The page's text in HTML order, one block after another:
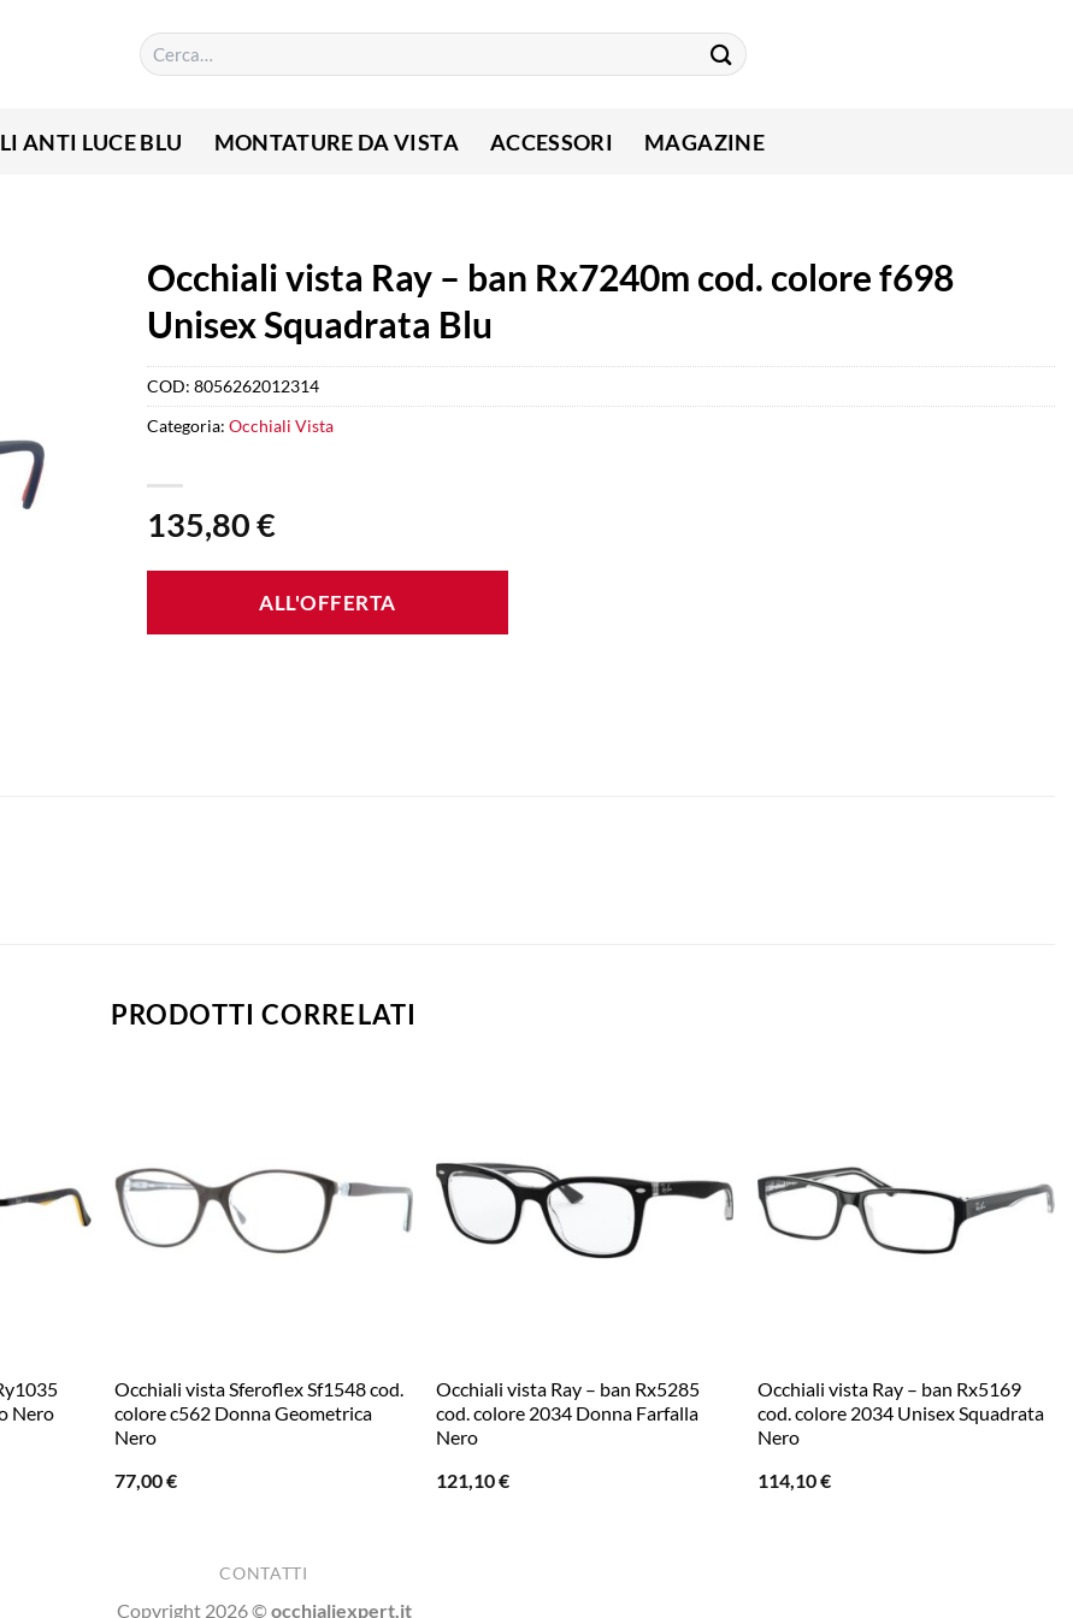
Cerca:
ANTI LUCE BLU MONTATURE DA VISTA ACCESSORI MAGAZINE
Occhiali vista Ray – ban Rx7240m cod. colore f698
Unisex Squadrata Blu
135,80€
ALL'OFFERTA
COD: 8056262012314
Categoria: Occhiali Vista
PRODOTTI CORRELATI
Nero
Occhiali vista Sferoflex Sf1548 cod.
colore c562 Donna Geometrica
Nero
77,00€
Occhiali vista Ray – ban Rx5285
cod. colore 2034 Donna Farfalla
Nero
121,10€
Occhiali vista Ray – ban Rx5169
cod. colore 2034 Unisex Squadrata
Nero
114,10€
CONTATTI
Copyright 2026 ©occhialiexpert.it